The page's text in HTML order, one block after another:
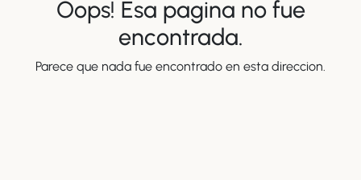
Oops! Esa pagina no fue
encontrada.
Parece que nada fue encontrado en esta direccion.